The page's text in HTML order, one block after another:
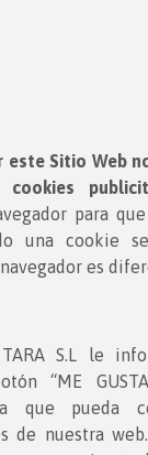
este Sitio Web
para
una cookie
es
TARA S.L le
“ME
que pueda
de nuestra